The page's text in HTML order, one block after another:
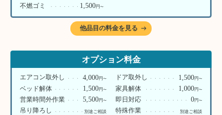
不燃ゴミ 1,500円〜
他品目の料金を見る
オプション料金
エアコン取外し 4,000円〜 ドア取外し 1,500円〜
ベッド解体 1,500円〜 家具解体 1,000円〜
営業時間外作業 5,500円〜 即日対応 0円〜
吊り降ろし 別途ご相談 特殊作業 別途ご相談